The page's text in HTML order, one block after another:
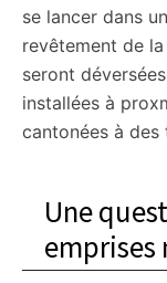
se lancer dans
revêtement de
seront
installées à
cantonées à des
Une
emprises